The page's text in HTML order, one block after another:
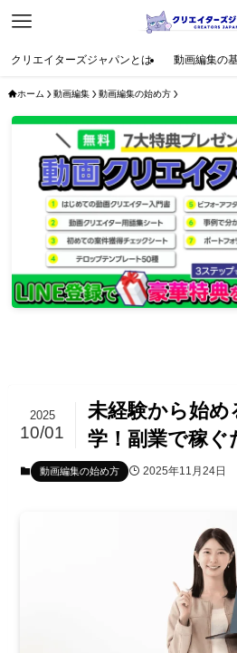
クリエイターズジャパンとは 動画編集の
ホーム 動画編集 動画編集の始め方
未経験から始め
学！副業で稼
2025
10/01
動画編集の始め方 2025年11月24日